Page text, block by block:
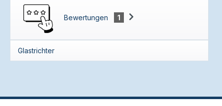
Bewertungen 1
Glastrichter